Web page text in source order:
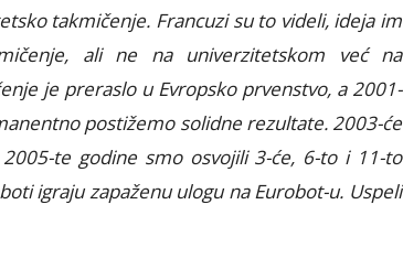
takmičenje. Francuzi su to videli, ideja im
ali ne na univerzitetskom već na
je preraslo u Evropsko prvenstvo, a 2001-
postižemo solidne rezultate. 2003-će
te godine smo osvojili 3-će, 6-to i 11-to
igraju zapaženu ulogu na Eurobot-u. Uspeli